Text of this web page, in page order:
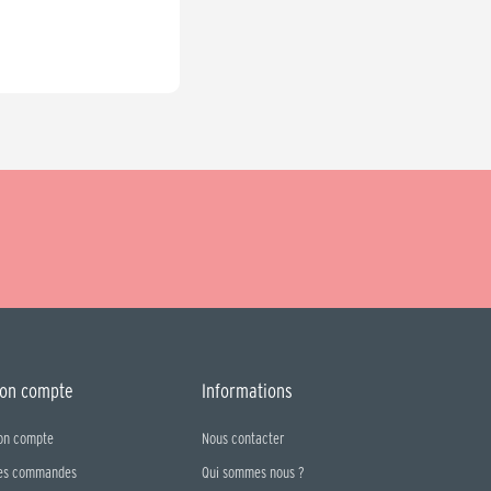
compte
compte
commandes
Informations
Nous contacter
Qui sommes nous ?